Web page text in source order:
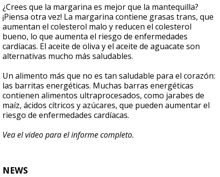
¿Crees que la margarina es mejor que la mantequilla?
¡Piensa otra vez! La margarina contiene grasas trans, que
aumentan el colesterol malo y reducen el colesterol
bueno, lo que aumenta el riesgo de enfermedades
cardíacas. El aceite de oliva y el aceite de aguacate son
alternativas mucho más saludables.
Un alimento más que no es tan saludable para el corazón:
las barritas energéticas. Muchas barras energéticas
contienen alimentos ultraprocesados, como jarabes de
maíz, ácidos cítricos y azúcares, que pueden aumentar el
riesgo de enfermedades cardíacas.
Vea el video para el informe completo.
NEWS